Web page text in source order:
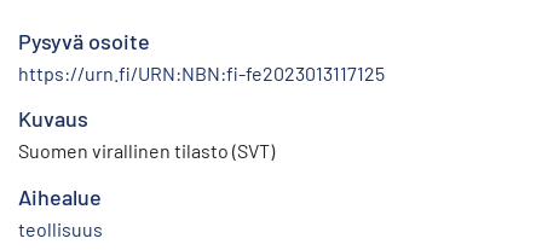
Pysyvä osoite
https://urn.fi/URN:NBN:fi-fe2023013117125
Kuvaus
Suomen virallinen tilasto (SVT)
Aihealue
teollisuus